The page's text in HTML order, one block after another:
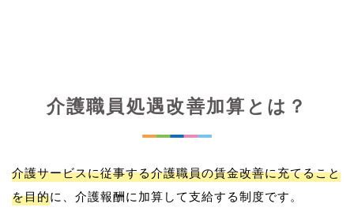
介護職員処遇改善加算とは？
介護サービスに従事する介護職員の賃金改善に充てること
を目的に、介護報酬に加算して支給する制度です。